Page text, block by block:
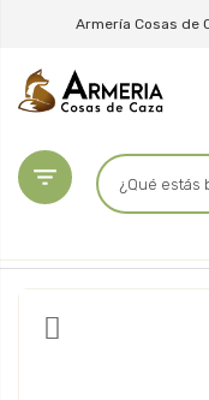
Armería Cosas de
